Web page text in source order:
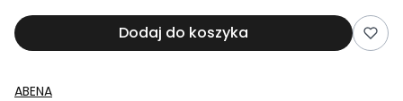
Dodaj do koszyka
ABENA